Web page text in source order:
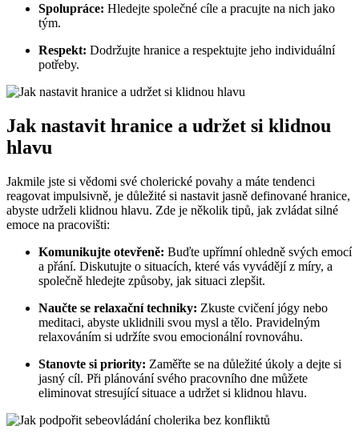
Spolupráce: Hledejte společné cíle a pracujte na nich jako
tým.
Respekt: Dodržujte hranice a respektujte jeho individuální
potřeby.
Jak nastavit hranice a udržet si klidnou
hlavu
Jakmile jste si vědomi své cholerické povahy a máte tendenci
reagovat impulsivně, je důležité si nastavit jasně definované hranice,
abyste udrželi klidnou hlavu. Zde je několik tipů, jak zvládat silné
emoce na pracovišti:
Komunikujte otevřeně: Buďte upřímní ohledně svých emocí
a přání. Diskutujte o situacích, které vás vyvádějí z míry, a
společně hledejte způsoby, jak situaci zlepšit.
Naučte se relaxační techniky: Zkuste cvičení jógy nebo
meditaci, abyste uklidnili svou mysl a tělo. Pravidelným
relaxováním si udržíte svou emocionální rovnováhu.
Stanovte si priority: Zaměřte se na důležité úkoly a dejte si
jasný cíl. Při plánování svého pracovního dne můžete
eliminovat stresující situace a udržet si klidnou hlavu.